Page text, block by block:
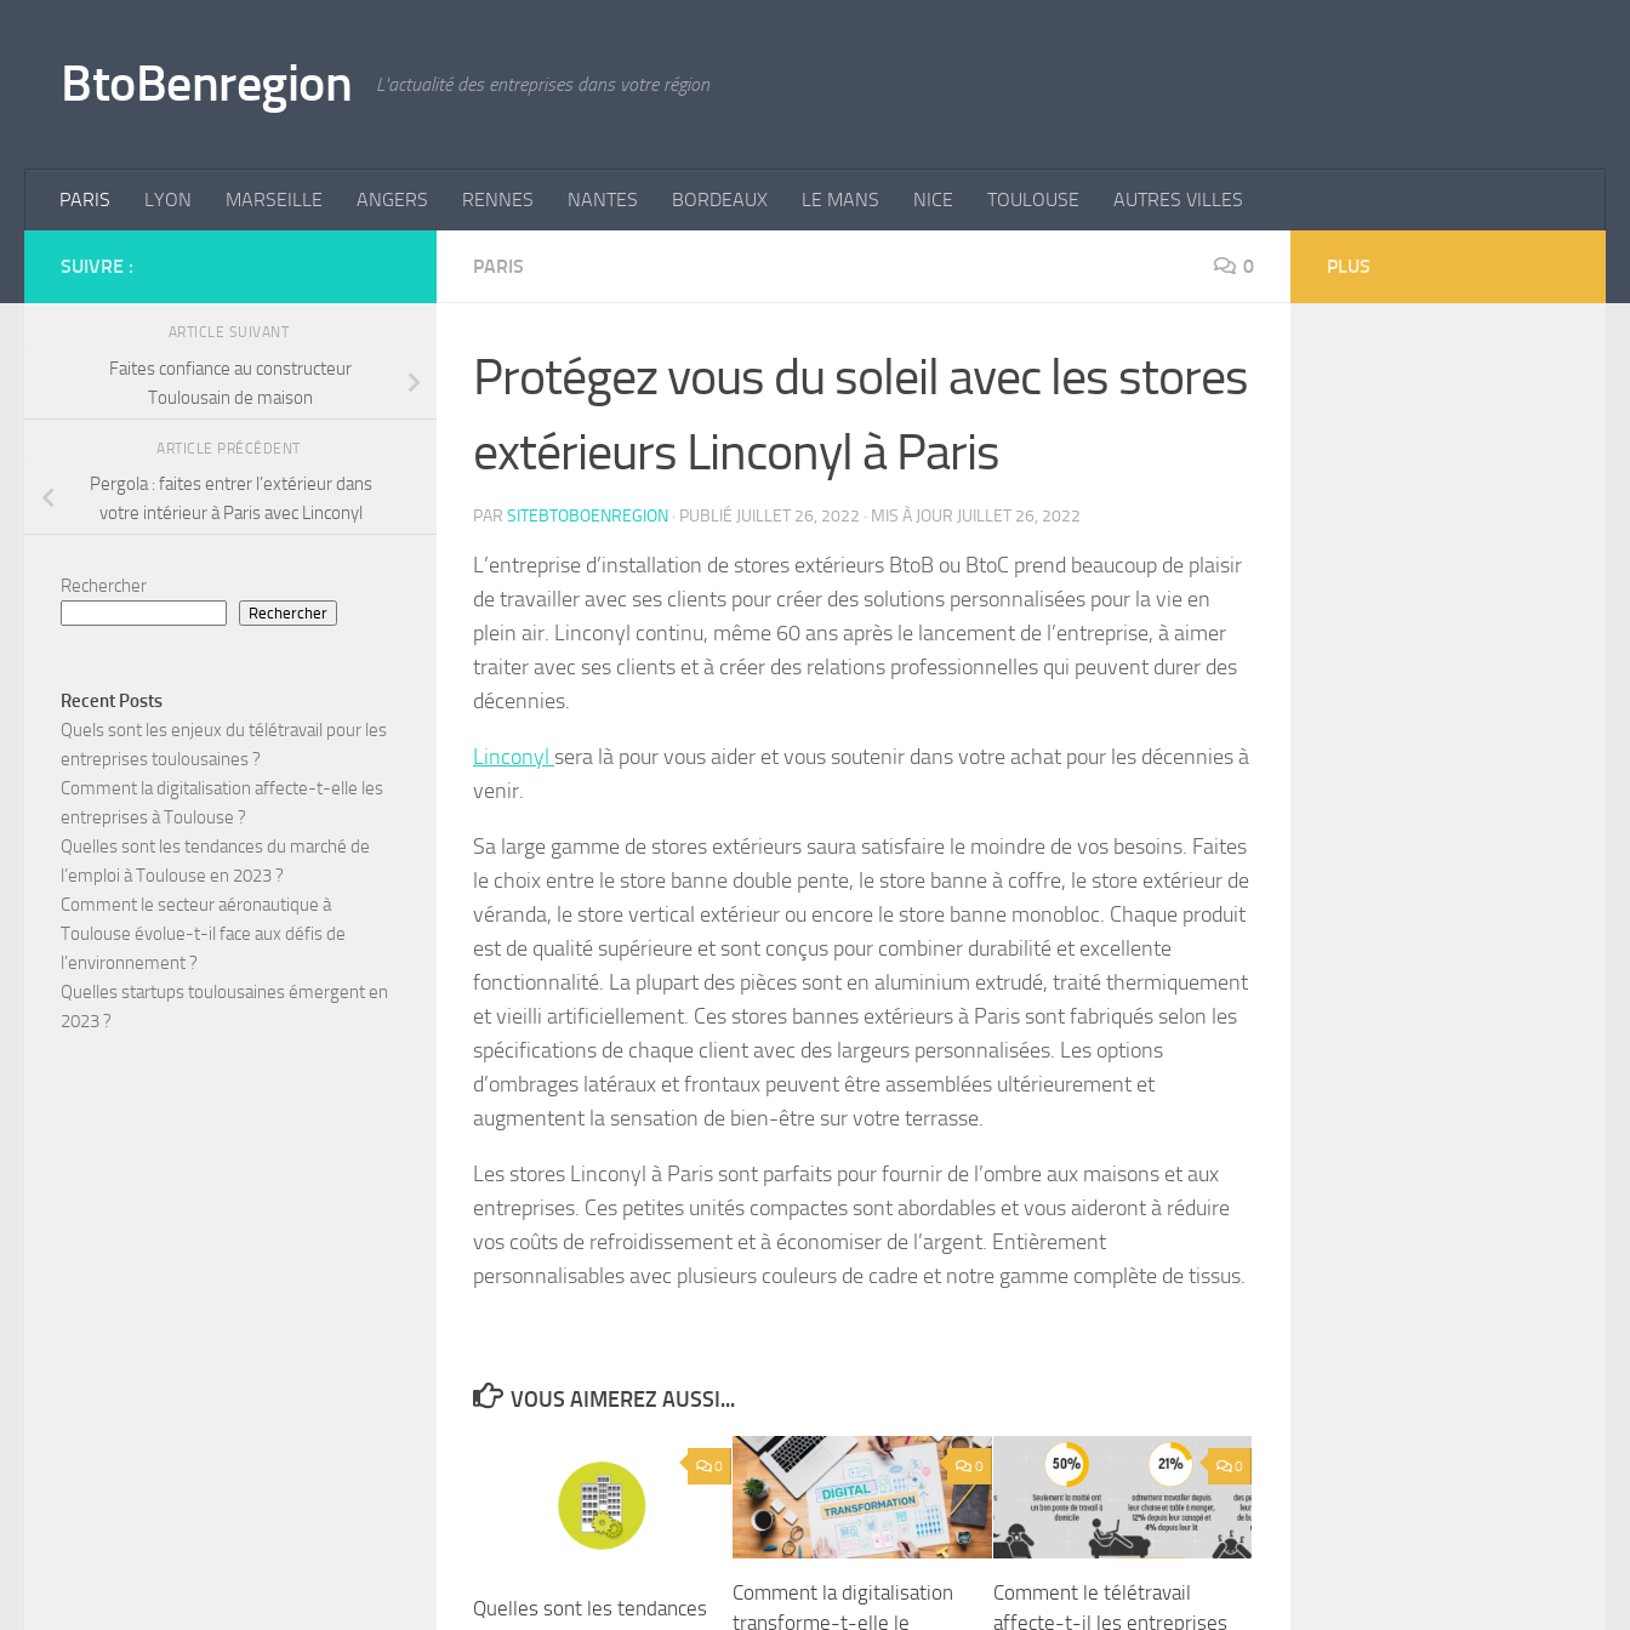
BtoBenregion L'actualité des entreprises dans votre région
PARIS LYON MARSEILLE ANGERS RENNES NANTES BORDEAUX LE MANS NICE TOULOUSE AUTRES VILLES
PARIS 0
Protégez vous du soleil avec les stores
extérieurs Linconyl à Paris
PAR SITEBTOBOENREGION · PUBLIÉ JUILLET 26, 2022 · MIS À JOUR JUILLET 26, 2022
L’entreprise d’installation de stores extérieurs BtoB ou BtoC prend beaucoup de plaisir
de travailler avec ses clients pour créer des solutions personnalisées pour la vie en
plein air. Linconyl continu, même 60 ans après le lancement de l’entreprise, à aimer
traiter avec ses clients et à créer des relations professionnelles qui peuvent durer des
décennies.
Linconyl sera là pour vous aider et vous soutenir dans votre achat pour les décennies à
venir.
Sa large gamme de stores extérieurs saura satisfaire le moindre de vos besoins. Faites
le choix entre le store banne double pente, le store banne à coffre, le store extérieur de
véranda, le store vertical extérieur ou encore le store banne monobloc. Chaque produit
est de qualité supérieure et sont conçus pour combiner durabilité et excellente
fonctionnalité. La plupart des pièces sont en aluminium extrudé, traité thermiquement
et vieilli artificiellement. Ces stores bannes extérieurs à Paris sont fabriqués selon les
spécifications de chaque client avec des largeurs personnalisées. Les options
d’ombrages latéraux et frontaux peuvent être assemblées ultérieurement et
augmentent la sensation de bien-être sur votre terrasse.
Les stores Linconyl à Paris sont parfaits pour fournir de l’ombre aux maisons et aux
entreprises. Ces petites unités compactes sont abordables et vous aideront à réduire
vos coûts de refroidissement et à économiser de l’argent. Entièrement
personnalisables avec plusieurs couleurs de cadre et notre gamme complète de tissus.
VOUS AIMEREZ AUSSI...
0
Quelles sont les tendances
0
Comment la digitalisation
transforme-t-elle le
0
Comment le télétravail
affecte-t-il les entreprises
SUIVRE :
ARTICLE SUIVANT
Faites confiance au constructeur
Toulousain de maison
ARTICLE PRÉCÉDENT
Pergola : faites entrer l’extérieur dans
votre intérieur à Paris avec Linconyl
Rechercher
Rechercher
Recent Posts
Quels sont les enjeux du télétravail pour les
entreprises toulousaines ?
Comment la digitalisation affecte-t-elle les
entreprises à Toulouse ?
Quelles sont les tendances du marché de
l’emploi à Toulouse en 2023 ?
Comment le secteur aéronautique à
Toulouse évolue-t-il face aux défis de
l’environnement ?
Quelles startups toulousaines émergent en
2023 ?
PLUS